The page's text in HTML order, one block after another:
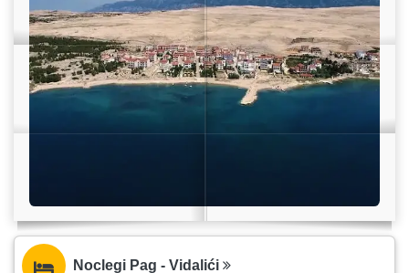
Noclegi Pag - Vidalići